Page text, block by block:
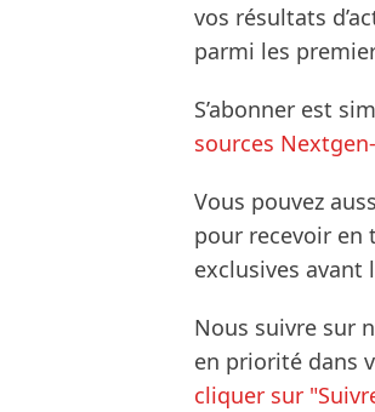
vos résultats
parmi les
S’abonner est
sources
Vous pouvez
pour recevoir en
exclusives
Nous suivre sur
en priorité dans
cliquer sur